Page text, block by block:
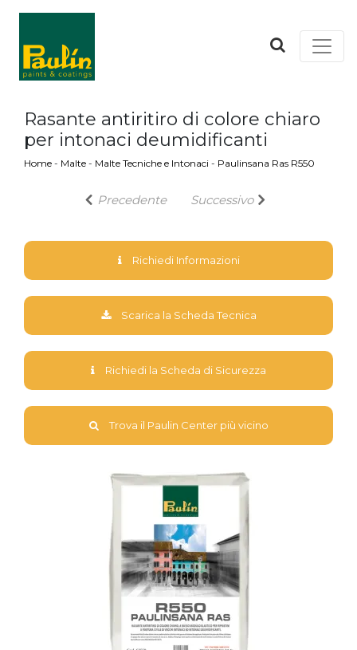
Rasante antiritiro di colore chiaro
per intonaci deumidificanti
Home - Malte - Malte Tecniche e Intonaci - Paulinsana Ras R550
Precedente Successivo
Richiedi Informazioni
Scarica la Scheda Tecnica
Richiedi la Scheda di Sicurezza
Trova il Paulin Center più vicino